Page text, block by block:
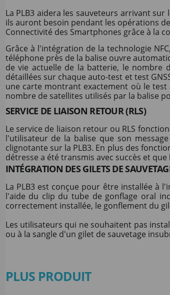
La PLB3 aidera les sauveteurs arrivant
ils auront besoin pendant les opérations
Connectivité des Smartphones grâce à la
Grâce à l'intégration de la technologie
téléphone près de la balise ouvre
de vie actuelle de la batterie, le nombre
détaillées sur chaque auto-test et test
une carte montrant exactement où le
nombre de satellites utilisés par la balise
SERVICE DE LIAISON RETOUR (RLS)
Le service de liaison retour ou RLS
l'utilisateur de la balise que son
clignotante sur la PLB3. En plus des
détresse a été transmis avec succès et
INTÉGRATION DES GILETS DE
La PLB3 est conçue pour être installée à
l'aide du clip du tube de gonflage oral
correctement installée, le gonflement du
Les utilisateurs qui ne souhaitent pas
ou à la sangle d'un gilet de sauvetage
PLUS PRODUIT